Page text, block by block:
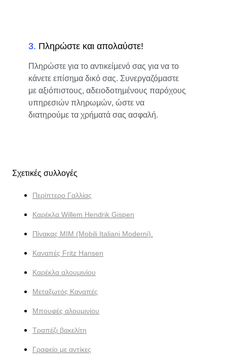
3. Πληρώστε και απολαύστε!
Πληρώστε για το αντικείμενό σας για να το
κάνετε επίσημα δικό σας. Συνεργαζόμαστε
με αξιόπιστους, αδειοδοτημένους παρόχους
υπηρεσιών πληρωμών, ώστε να
διατηρούμε τα χρήματά σας ασφαλή.
Σχετικές συλλογές
Περίπτερο Γαλλίας
Καρέκλα Willem Hendrik Gispen
Πίνακας MIM (Mobili Italiani Moderni).
Καναπές Fritz Hansen
Καρέκλα αλουμινίου
Μεταξωτός Καναπές
Μπουφές αλουμινίου
Τραπέζι βακελίτη
Γραφείο με αντίκες